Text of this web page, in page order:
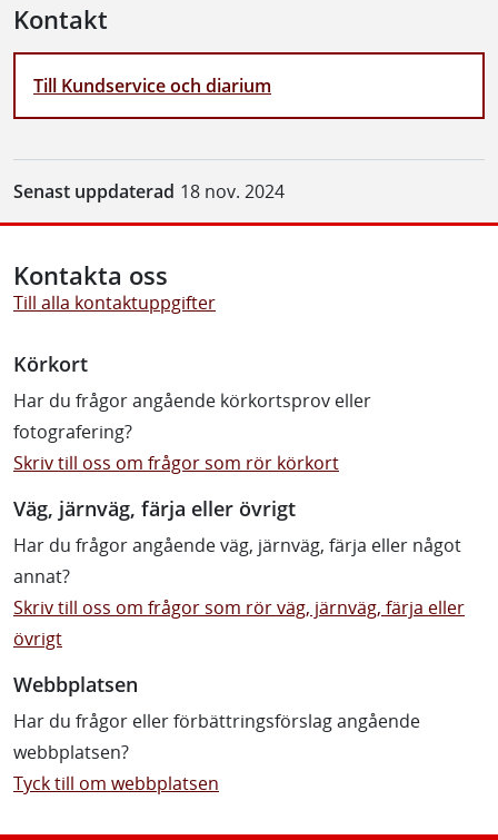
Kontakt
Till Kundservice och diarium
Senast uppdaterad 18 nov. 2024
Kontakta oss
Till alla kontaktuppgifter
Körkort
Har du frågor angående körkortsprov eller
fotografering?
Skriv till oss om frågor som rör körkort
Väg, järnväg, färja eller övrigt
Har du frågor angående väg, järnväg, färja eller något
annat?
Skriv till oss om frågor som rör väg, järnväg, färja eller
övrigt
Webbplatsen
Har du frågor eller förbättringsförslag angående
webbplatsen?
Tyck till om webbplatsen